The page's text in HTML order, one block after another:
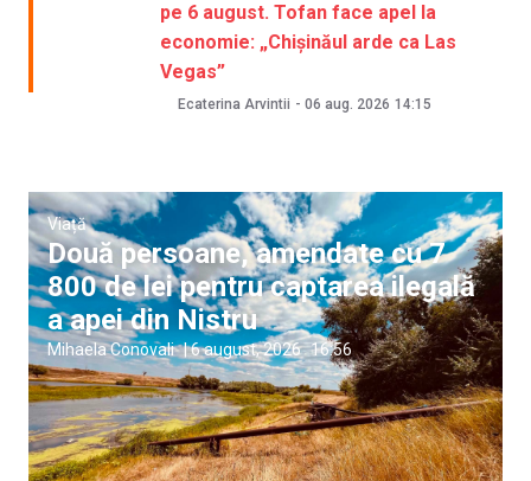
pe 6 august. Tofan face apel la
economie: „Chișinăul arde ca Las
Vegas”
Ecaterina Arvintii - 06 aug. 2026 14:15
Viață
Două persoane, amendate cu 7
800 de lei pentru captarea ilegală
a apei din Nistru
Mihaela Conovali |6 august, 2026 16:56